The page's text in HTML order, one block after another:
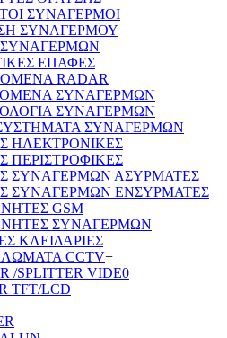
ΣΥΝΑΓΕΡΜΟΙ
ΣΥΝΑΓΕΡΜΟΥ
ΕΠΑΦΕΣ
RADAR
ΣΥΝΑΓΕΡΜΩΝ
ΣΥΝΑΓΕΡΜΩΝ
ΣΥΝΑΓΕΡΜΩΝ
ΗΛΕΚΤΡΟΝΙΚΕΣ
ΠΕΡΙΣΤΡΟΦΙΚΕΣ
ΣΥΝΑΓΕΡΜΩΝ ΑΣΥΡΜΑΤΕΣ
ΣΥΝΑΓΕΡΜΩΝ ΕΝΣΥΡΜΑΤΕΣ
GSM
ΣΥΝΑΓΕΡΜΩΝ
ΚΛΕΙΔΑΡΙΕΣ
CCTV+
/SPLITTER VIDE0
TFT/LCD